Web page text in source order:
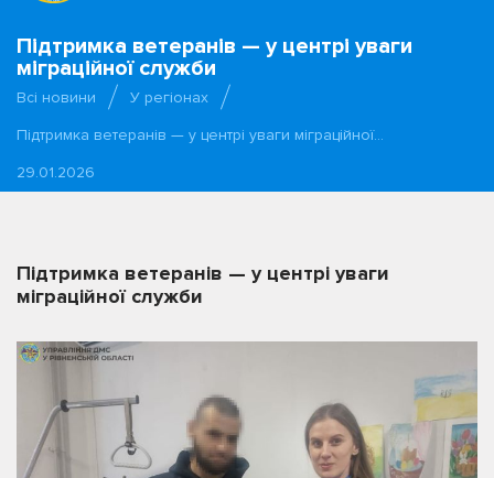
Підтримка ветеранів — у центрі уваги
міграційної служби
Всі новини
У регіонах
Підтримка ветеранів — у центрі уваги міграційної…
29.01.2026
Підтримка ветеранів — у центрі уваги
міграційної служби